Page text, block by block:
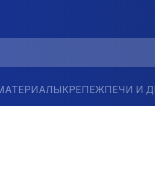
КРЕПЕЖПЕЧИ И